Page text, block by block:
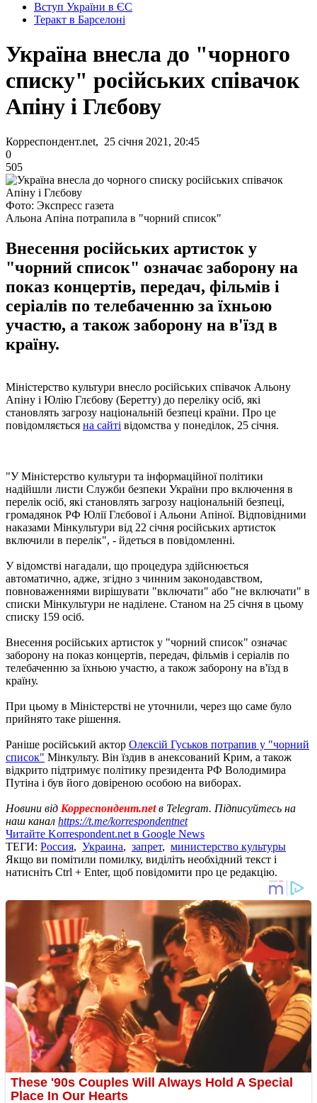
Вступ України в ЄС
Теракт в Барселоні
Україна внесла до "чорного
списку" російських співачок
Апіну і Глєбову
Корреспондент.net, 25 січня 2021, 20:45
0
505
Фото: Экспресс газета
Альона Апіна потрапила в "чорний список"
Внесення російських артисток у
"чорний список" означає заборону на
показ концертів, передач, фільмів і
серіалів по телебаченню за їхньою
участю, а також заборону на в'їзд в
країну.
Міністерство культури внесло російських співачок Альону
Апіну і Юлію Глєбову (Беретту) до переліку осіб, які
становлять загрозу національній безпеці країни. Про це
повідомляється на сайті відомства у понеділок, 25 січня.
"У Міністерство культури та інформаційної політики
надійшли листи Служби безпеки України про включення в
перелік осіб, які становлять загрозу національній безпеці,
громадянок РФ Юлії Глєбової і Альони Апіної. Відповідними
наказами Мінкультури від 22 січня російських артисток
включили в перелік", - йдеться в повідомленні.
У відомстві нагадали, що процедура здійснюється
автоматично, адже, згідно з чинним законодавством,
повноваженнями вирішувати "включати" або "не включати" в
списки Мінкультури не наділене. Станом на 25 січня в цьому
списку 159 осіб.
Внесення російських артисток у "чорний список" означає
заборону на показ концертів, передач, фільмів і серіалів по
телебаченню за їхньою участю, а також заборону на в'їзд в
країну.
При цьому в Міністерстві не уточнили, через що саме було
прийнято таке рішення.
Раніше російський актор Олексій Гуськов потрапив у "чорний
список" Мінкульту. Він їздив в анексований Крим, а також
відкрито підтримує політику президента РФ Володимира
Путіна і був його довіреною особою на виборах.
Новини від Корреспондент.netв Telegram. Підписуйтесь на
наш канал https://t.me/korrespondentnet
Читайте Korrespondent.net в Google News
ТЕГИ: Россия, Украина, запрет, министерство культуры
Якщо ви помітили помилку, виділіть необхідний текст і
натисніть Ctrl + Enter, щоб повідомити про це редакцію.